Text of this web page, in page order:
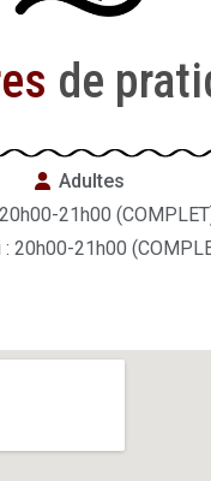
de
Adultes
21h00
20h00-21h00